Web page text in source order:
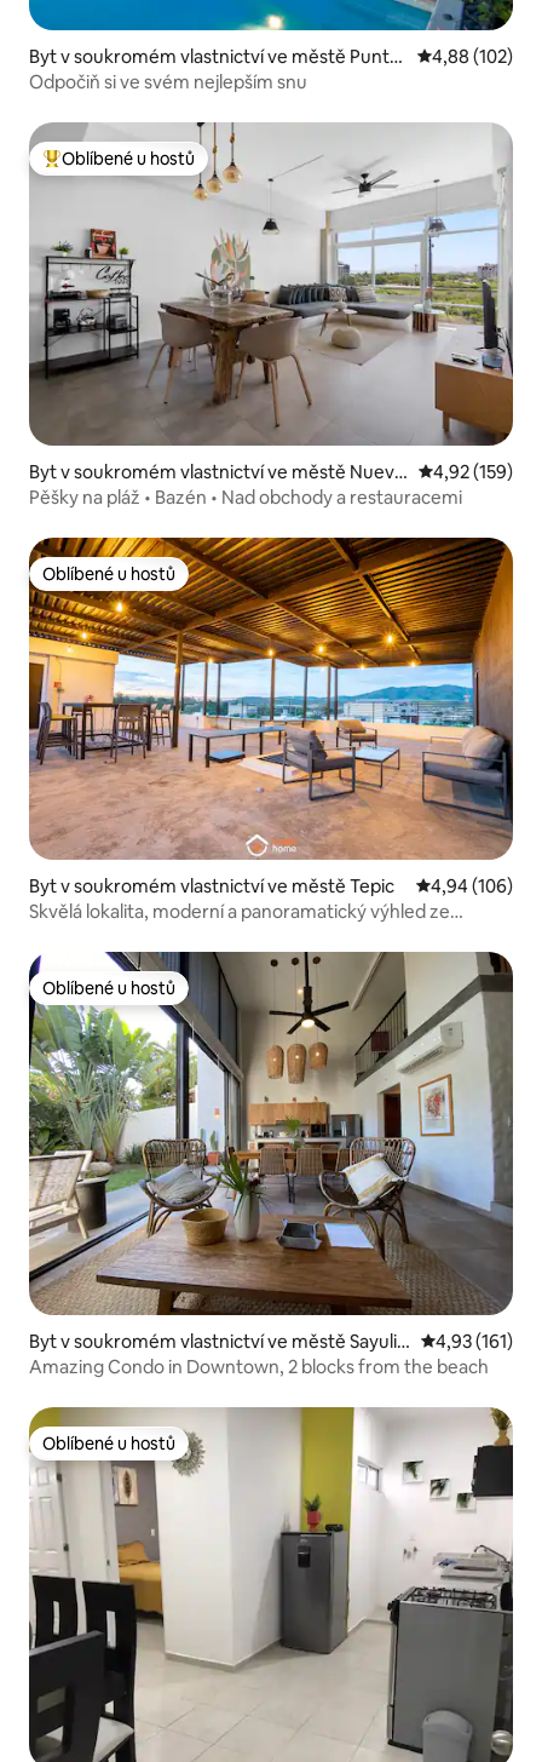
Byt v soukromém vlastnictví ve městě Punta
Mita
Průměrné
4,88 (102)
Odpočiň si ve svém nejlepším snu
Nejlepší v kategorii Oblíbené u hostů
Oblíbené u hostů
Byt v soukromém vlastnictví ve městě Nuevo
Vallarta
Průměrné
4,92 (159)
Pěšky na pláž • Bazén • Nad obchody a restauracemi
Oblíbené u hostů
Oblíbené u hostů
Byt v soukromém vlastnictví ve městě Tepic Průměrné
4,94 (106)
Skvělá lokalita, moderní a panoramatický výhled ze
Oblíbené u hostů
Oblíbené u hostů
Byt v soukromém vlastnictví ve městě Sayulit
a
Průměrné
4,93 (161)
Amazing Condo in Downtown, 2 blocks from the beach
Oblíbené u hostů
Oblíbené u hostů